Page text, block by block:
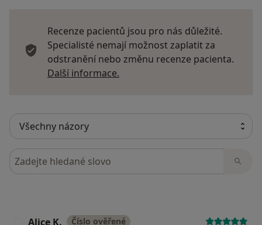
Recenze pacientů jsou pro nás důležité.
Specialisté nemají možnost zaplatit za
odstranění nebo změnu recenze pacienta.
Další informace.
Hledejte v názorech
Alice K. Číslo ověřené